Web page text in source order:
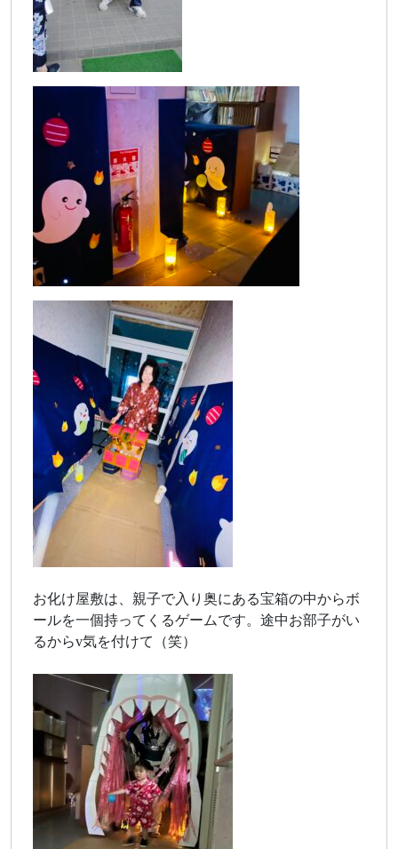
お化け屋敷は、親子で入り奥にある宝箱の中からボ
ールを一個持ってくるゲームです。途中お部子がい
るからv気を付けて（笑）